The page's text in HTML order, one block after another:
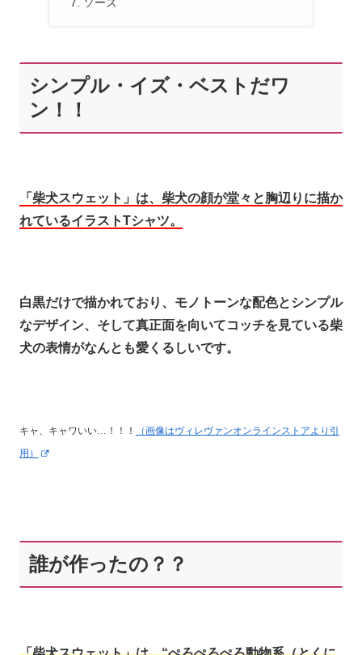
シンプル・イズ・ベストだワ
ン！！
「柴犬スウェット」は、柴犬の顔が堂々と胸辺りに描か
れているイラストTシャツ。
白黒だけで描かれており、モノトーンな配色とシンプル
なデザイン、そして真正面を向いてコッチを見ている柴
犬の表情がなんとも愛くるしいです。
キャ、キャワいい…！！！
（画像はヴィレヴァンオンラインストアより引
用）
誰が作ったの？？